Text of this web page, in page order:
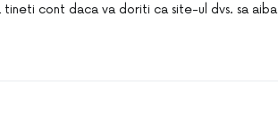
cont daca va doriti ca site-ul dvs. sa aiba